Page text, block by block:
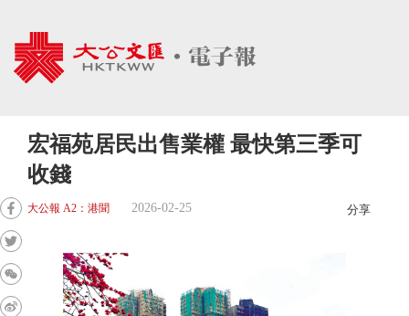
宏福苑居民出售業權 最快第三季可
收錢
大公報 A2：港聞 2026-02-25 分享